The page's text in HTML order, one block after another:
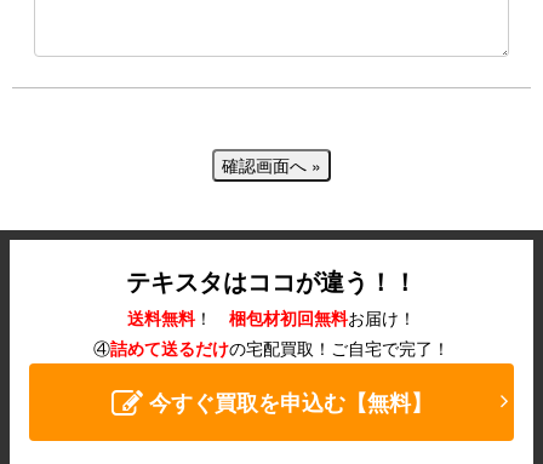
テキスタはココが違う！！
送料無料！ 梱包材初回無料お届け！
④詰めて送るだけの宅配買取！ ご自宅で完了！
今すぐ買取を申込む【無料】